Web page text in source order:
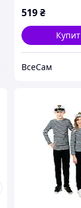
519₴
ВсеСам